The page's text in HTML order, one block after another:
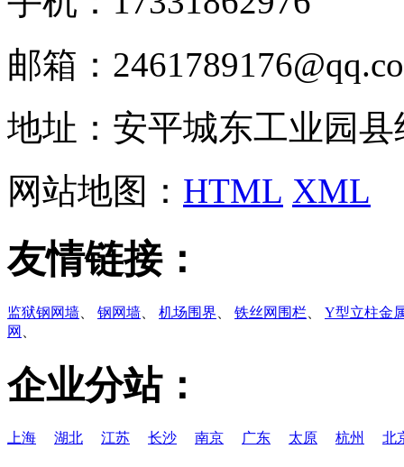
邮箱：
地址：安平城东工业园县
网站地图： HTML XML
友情链接：
监狱钢网墙 钢网墙 机场围界 铁丝网围栏
Y型立柱金
网
企业分站：
上海 湖北 江苏 长沙 南京 广东 太原 杭州 北